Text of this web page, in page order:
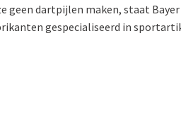
geen dartpijlen maken, staat
gespecialiseerd in